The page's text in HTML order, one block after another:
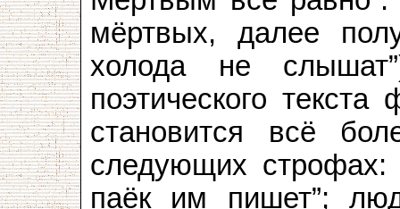
мёртвых, далее
холода не
поэтического
становится всё
следующих
паёк им пишет”;